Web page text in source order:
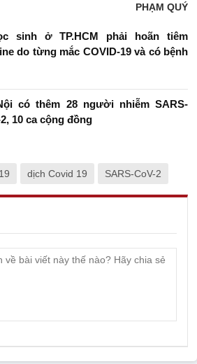
PHẠM QUÝ
sinh ở TP.HCM phải hoãn tiêm
do từng mắc COVID-19 và có bệnh
có thêm 28 người nhiễm SARS-
10 ca cộng đồng
dịch Covid 19 SARS-CoV-2